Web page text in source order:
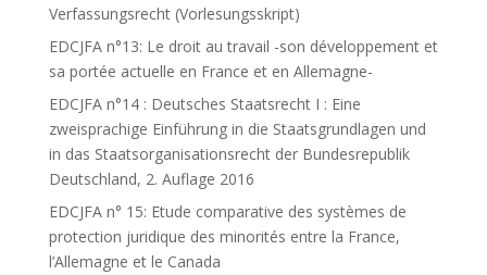
Verfassungsrecht (Vorlesungsskript)
EDCJFA n°13: Le droit au travail -son développement et
sa portée actuelle en France et en Allemagne-
EDCJFA n°14 : Deutsches Staatsrecht I : Eine
zweisprachige Einführung in die Staatsgrundlagen und
in das Staatsorganisationsrecht der Bundesrepublik
Deutschland, 2. Auflage 2016
EDCJFA n° 15: Etude comparative des systèmes de
protection juridique des minorités entre la France,
l’Allemagne et le Canada